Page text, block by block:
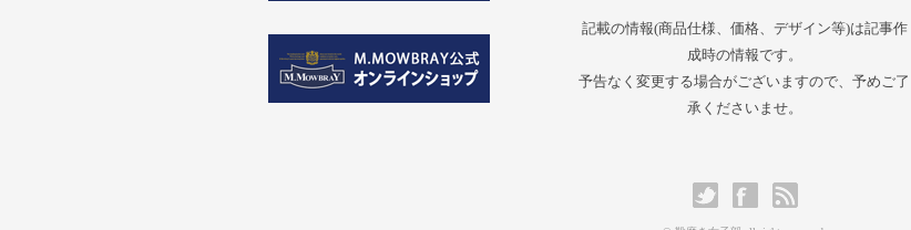
記載の情報(商品仕様、価格、デザイン等)は記事作
成時の情報です。
予告なく変更する場合がございますので、予めご了
承くださいませ。